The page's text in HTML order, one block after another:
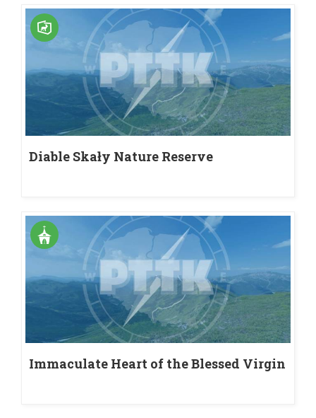
Diable Skały Nature Reserve
Immaculate Heart of the Blessed Virgin